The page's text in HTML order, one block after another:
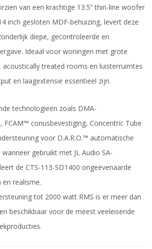
van een krachtige 13.5” thin-line woofer
inch gesloten MDF-behuizing, levert deze
diepe, gecontroleerde en
Ideaal voor woningen met grote
acoustically treated rooms en luisterruimtes
en laagextensie essentieel zijn.
technologieën zoals DMA-
conusbevestiging, Concentric Tube
voor D.A.R.O.™ automatische
gebruikt met JL Audio SA-
de CTS-113-SD1400 ongeëvenaarde
realisme.
tot 2000 watt RMS is er meer dan
beschikbaar voor de meest veeleisende